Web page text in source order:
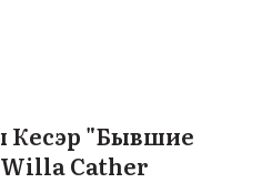
Кесэр "Бывшие
Cather